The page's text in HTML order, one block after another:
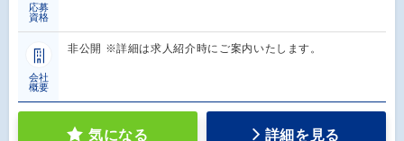
応募
資格
会社
概要
非公開 ※詳細は求人紹介時にご案内いたします。
気になる 詳細を見る